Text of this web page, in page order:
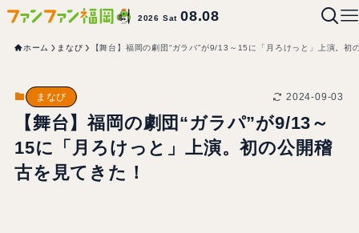
2026 Sat08.08
ホーム まなび 【舞台】福岡の劇団“ガラパ”が9/13～15に「月ろけっと」上演。初
まなび 2024-09-03
【舞台】福岡の劇団“ガラパ”が9/13～
15に「月ろけっと」上演。初の公開稽
古を見てきた！